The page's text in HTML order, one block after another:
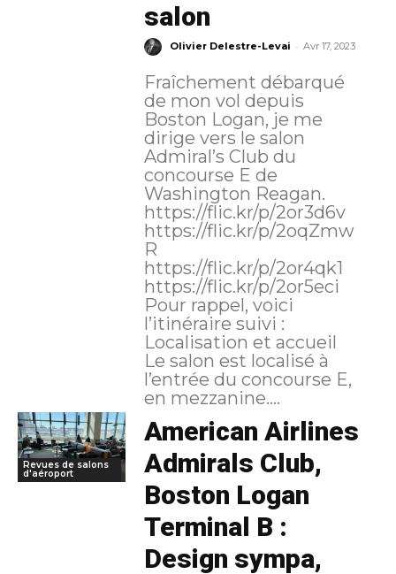
salon
Olivier Delestre-Levai - Avr 17, 2023
Fraîchement débarqué
de mon vol depuis
Boston Logan, je me
dirige vers le salon
Admiral’s Club du
concourse E de
Washington Reagan.
https://flic.kr/p/2or3d6v
https://flic.kr/p/2oqZmw
R
https://flic.kr/p/2or4qk1
https://flic.kr/p/2or5eci
Pour rappel, voici
l’itinéraire suivi :
Localisation et accueil
Le salon est localisé à
l’entrée du concourse E,
en mezzanine....
Revues de salons
d'aéroport
American Airlines
Admirals Club,
Boston Logan
Terminal B :
Design sympa,